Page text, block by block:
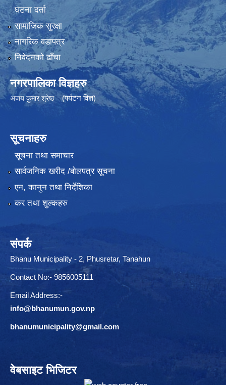
घटना दर्ता
सामाजिक सुरक्षा
नागरिक वडापत्र
निवेदनको ढाँचा
नगरपालिका विज्ञहरु
अजय कुमार श्रेष्ठ (पर्यटन विज्ञ)
सूचनाहरु
सूचना तथा समाचार
सार्वजनिक खरीद /बोलपत्र सूचना
एन, कानुन तथा निर्देशिका
कर तथा शुल्कहरु
संपर्क
Bhanu Municipality - 2, Phusretar, Tanahun
Contact No:- 9856005111
Email Address:-
info@bhanumun.gov.np
bhanumunicipality@gmail.com
वेबसाइट भिजिटर